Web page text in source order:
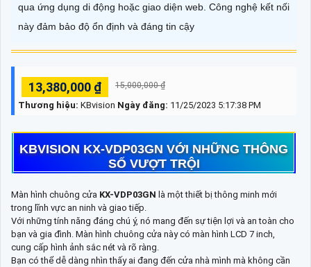
qua ứng dụng di động hoặc giao diện web. Công nghệ kết nối
này đảm bảo độ ổn định và đáng tin cậy
13,380,000 ₫ 15,000,000 ₫
Thương hiệu: KBvision Ngày đăng: 11/25/2023 5:17:38 PM
KBVISION KX-VDP03GN VỚI NHỮNG THÔNG
SỐ VƯỢT TRỘI
Màn hình chuông cửa KX-VDP03GN là một thiết bị thông minh mới
trong lĩnh vực an ninh và giao tiếp.
Với những tính năng đáng chú ý, nó mang đến sự tiện lợi và an toàn cho
bạn và gia đình. Màn hình chuông cửa này có màn hình LCD 7 inch,
cung cấp hình ảnh sắc nét và rõ ràng.
Bạn có thể dễ dàng nhìn thấy ai đang đến cửa nhà mình mà không cần